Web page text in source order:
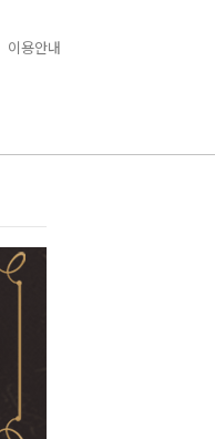
이용안내